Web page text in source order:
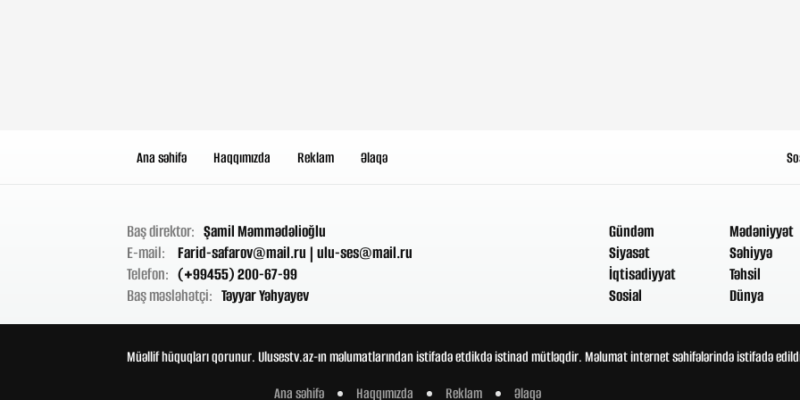
Ana səhifə Haqqımızda Reklam Əlaqə
Baş direktor: Şamil Məmmədəlioğlu
E-mail:
Farid-safarov@mail.ru | ulu-ses@mail.ru
Telefon: (+99455) 200-67-99
Baş məsləhətçi: Təyyar Yəhyayev
Gündəm
Siyasət
İqtisadiyyat
Sosial
Mədəniyyət
Səhiyyə
Təhsil
Dünya
Müəllif hüquqları qorunur. Ulusestv.az-ın məlumatlarından istifadə etdikdə istinad mütləqdir. Məlumat internet səhifələrində istifadə
Ana səhifə
Haqqımızda Reklam Əlaqə